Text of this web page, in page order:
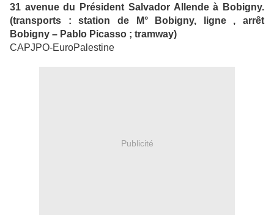
31 avenue du Président Salvador Allende à Bobigny.
(transports : station de M° Bobigny, ligne , arrêt
Bobigny – Pablo Picasso ; tramway)
CAPJPO-EuroPalestine
Publicité